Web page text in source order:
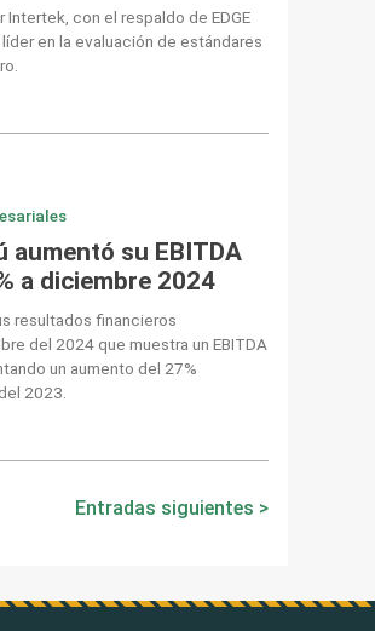
con el respaldo de EDGE
en la evaluación de estándares
aumentó su EBITDA
a diciembre 2024
resultados financieros
del 2024 que muestra un EBITDA
un aumento del 27%
2023.
Entradas siguientes